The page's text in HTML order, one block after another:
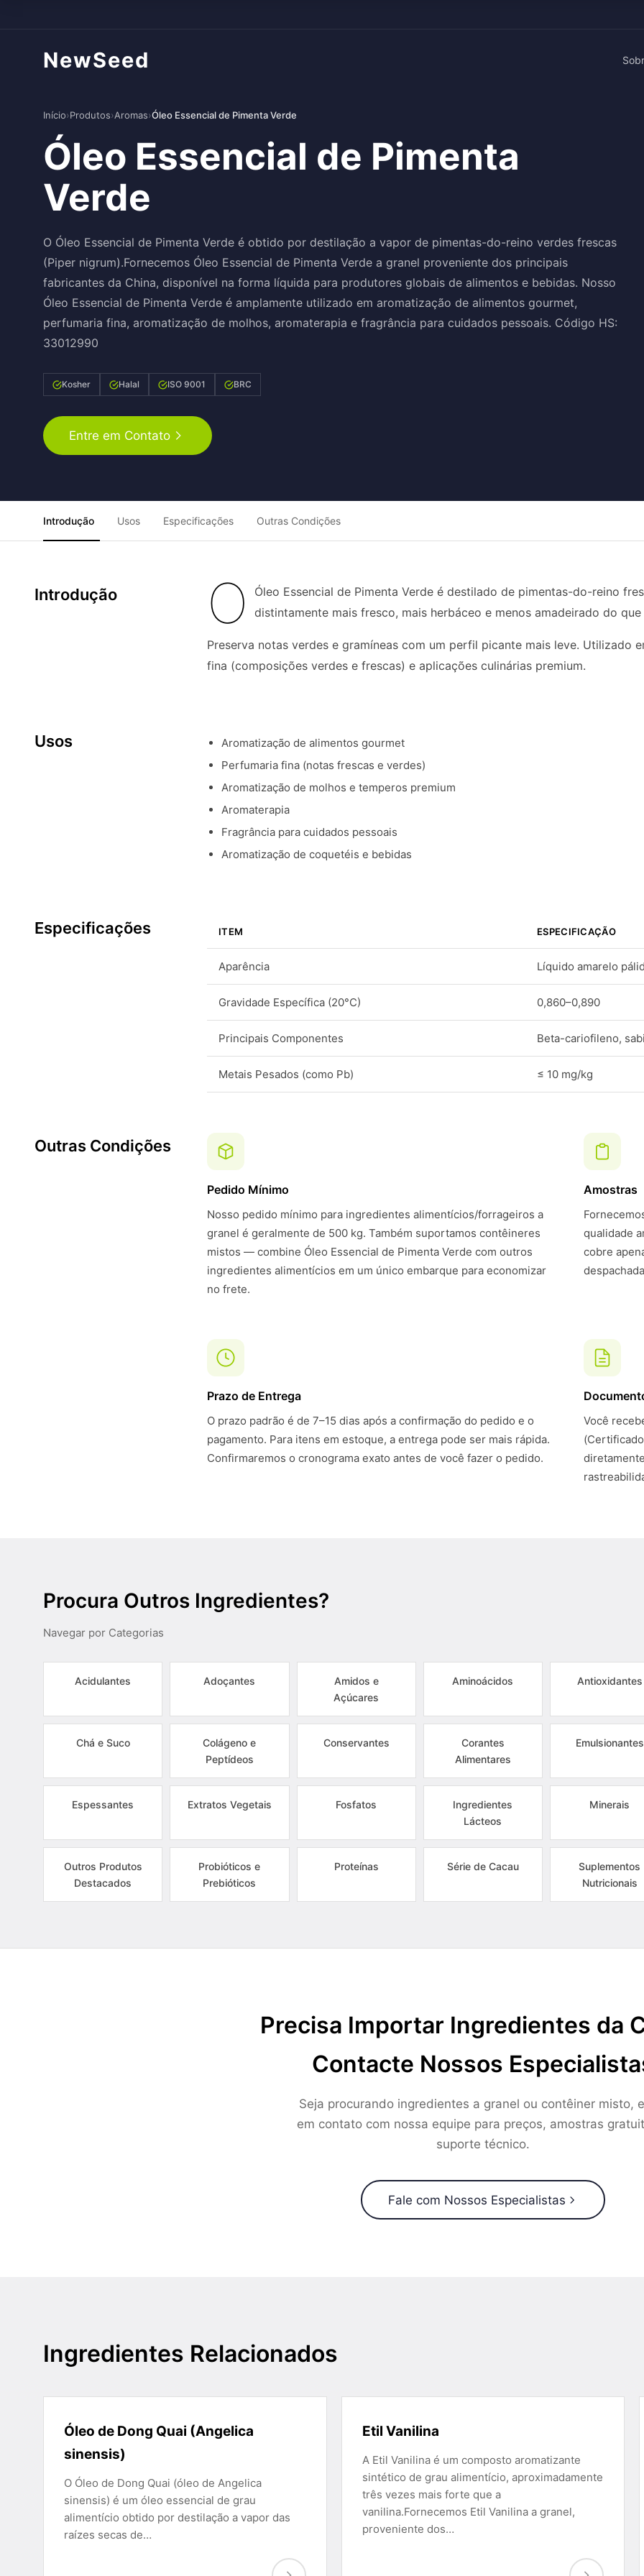
NewSeed
Início›Produtos›Aromas›Óleo Essencial de Pimenta Verde
Óleo Essencial de Pimenta
Verde
O Óleo Essencial de Pimenta Verde é obtido por destilação a vapor de pimentas-do-reino verdes frescas
(Piper nigrum).Fornecemos Óleo Essencial de Pimenta Verde a granel proveniente dos principais
fabricantes da China, disponível na forma líquida para produtores globais de alimentos e bebidas. Nosso
Óleo Essencial de Pimenta Verde é amplamente utilizado em aromatização de alimentos gourmet,
perfumaria fina, aromatização de molhos, aromaterapia e fragrância para cuidados pessoais. Código HS:
33012990
Kosher Halal ISO 9001 BRC
Entre em Contato
Introdução Usos Especificações Outras Condições
Introdução O
Óleo Essencial de Pimenta Verde é destilado de pimentas-do-reino
distintamente mais fresco, mais herbáceo e menos amadeirado do
Preserva notas verdes e gramíneas com um perfil picante mais leve. Utilizado
fina (composições verdes e frescas) e aplicações culinárias premium.
Usos
Aromatização de alimentos gourmet
Perfumaria fina (notas frescas e verdes)
Aromatização de molhos e temperos premium
Aromaterapia
Fragrância para cuidados pessoais
Aromatização de coquetéis e bebidas
Especificações ITEM ESPECIFICAÇÃO
Aparência Líquido amarelo
Gravidade Específica (20°C) 0,860–0,890
Principais Componentes Beta-cariofileno,
Metais Pesados (como Pb) ≤ 10 mg/kg
Outras Condições
Pedido Mínimo
Nosso pedido mínimo para ingredientes alimentícios/forrageiros a
granel é geralmente de 500 kg. Também suportamos contêineres
mistos — combine Óleo Essencial de Pimenta Verde com outros
ingredientes alimentícios em um único embarque para economizar
no frete.
Amostras
qualidade
cobre
Prazo de Entrega
O prazo padrão é de 7–15 dias após a confirmação do pedido e o
pagamento. Para itens em estoque, a entrega pode ser mais rápida.
Confirmaremos o cronograma exato antes de você fazer o pedido.
Você
Procura Outros Ingredientes?
Navegar por Categorias
Acidulantes Adoçantes
Amidos e
Açúcares
Aminoácidos Antioxidantes
Chá e Suco
Colágeno e
Peptídeos
Conservantes
Corantes
Alimentares
Emulsionantes
Espessantes Extratos Vegetais Fosfatos
Ingredientes
Lácteos
Minerais
Outros Produtos
Destacados
Probióticos e
Prebióticos
Proteínas Série de Cacau
Suplementos
Nutricionais
Precisa Importar Ingredientes da
Contacte Nossos
Seja procurando ingredientes a granel ou contêiner misto,
em contato com nossa equipe para preços, amostras
suporte técnico.
Fale com Nossos Especialistas
Ingredientes Relacionados
Óleo de Dong Quai (Angelica
sinensis)
O Óleo de Dong Quai (óleo de Angelica
sinensis) é um óleo essencial de grau
alimentício obtido por destilação a vapor das
raízes secas de…
Etil Vanilina
A Etil Vanilina é um composto aromatizante
sintético de grau alimentício, aproximadamente
três vezes mais forte que a
vanilina.Fornecemos Etil Vanilina a granel,
proveniente dos…